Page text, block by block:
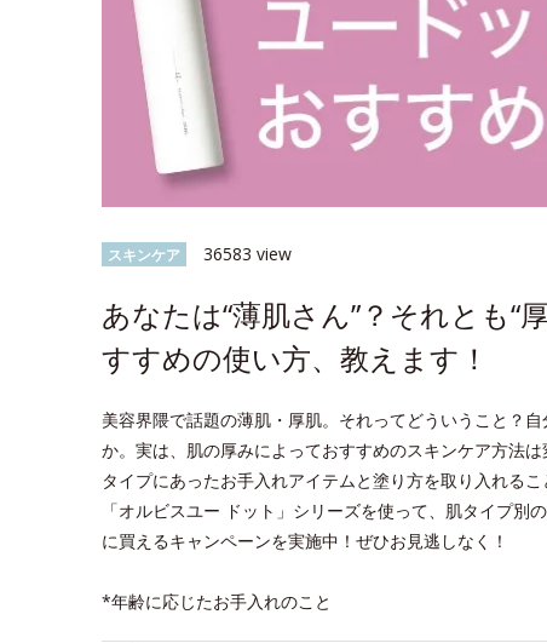
スキンケア 36583 view
あなたは“薄肌さん”？それとも“
すすめの使い方、教えます！
美容界隈で話題の薄肌・厚肌。それってどういうこと？
か。実は、肌の厚みによっておすすめのスキンケア方
タイプにあったお手入れアイテムと塗り方を取り入れる
「オルビスユー ドット」シリーズを使って、肌タイプ
に買えるキャンペーンを実施中！ぜひお見逃しなく！
*年齢に応じたお手入れのこと